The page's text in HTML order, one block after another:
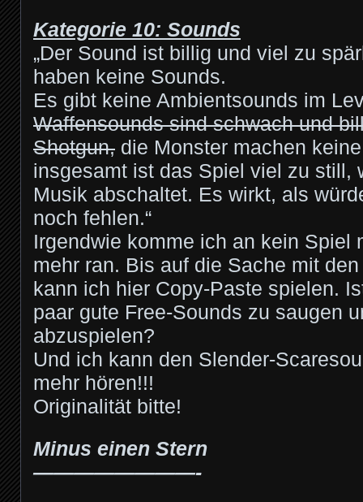
Kategorie 10: Sounds
„Der Sound ist billig und viel zu
haben keine Sounds.
Es gibt keine Ambientsounds im
Waffensounds sind schwach und
Shotgun, die Monster machen
insgesamt ist das Spiel viel zu still,
Musik abschaltet. Es wirkt, als
noch fehlen.“
Irgendwie komme ich an kein Spiel
mehr ran. Bis auf die Sache mit
kann ich hier Copy-Paste spielen.
paar gute Free-Sounds zu saugen
abzuspielen?
Und ich kann den Slender-
mehr hören!!!
Originalität bitte!
Minus einen Stern
————————-